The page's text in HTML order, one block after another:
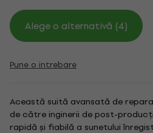
Alege o alternativă (4)
Pune o intrebare
Această suită avansată de
de către inginerii de post-
rapidă și fiabilă a sunetului